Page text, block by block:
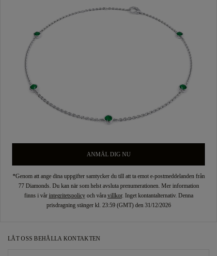
ANMÄL DIG NU
*Genom att ange dina uppgifter samtycker du till att ta emot e-postmeddelanden från
77 Diamonds. Du kan när som helst avsluta prenumerationen. Mer information
finns i vår integritetspolicyoch våra villkor. Inget kontantalternativ. Denna
prisdragning stänger kl. 23:59 (GMT) den 31/12/2026
LÅT OSS BEHÅLLA KONTAKTEN